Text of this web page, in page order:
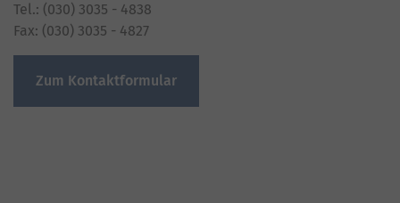
Tel.: (030) 3035 - 4838
Fax: (030) 3035 - 4827
Zum Kontaktformular